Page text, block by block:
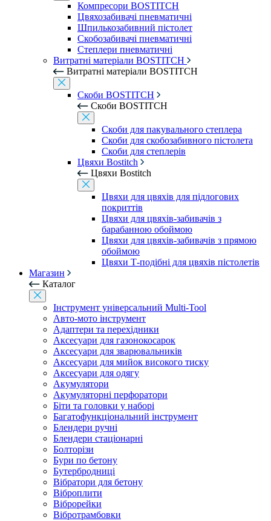
Компресори BOSTITCH
Цвяхозабивачі пневматичні
Шпилькозабивний пістолет
Скобозабивачі пневматичні
Степлери пневматичні
Витратні матеріали BOSTITCH
Витратні матеріали BOSTITCH
Скоби BOSTITCH
Скоби BOSTITCH
Скоби для пакувального степлера
Скоби для скобозабивного пістолета
Скоби для степлерів
Цвяхи Bostitch
Цвяхи Bostitch
Цвяхи для цвяхів для підлогових
покриттів
Цвяхи для цвяхів-забивачів з
барабанною обоймою
Цвяхи для цвяхів-забивачів з прямою
обоймою
Цвяхи Т-подібні для цвяхів пістолетів
Магазин
Каталог
Інструмент універсальний Multi-Tool
Авто-мото інструмент
Адаптери та перехідники
Аксесуари для газонокосарок
Аксесуари для зварювальників
Аксесуари для мийок високого тиску
Аксесуари для одягу
Акумулятори
Акумуляторні перфоратори
Біти та головки у наборі
Багатофункціональний інструмент
Блендери ручні
Блендери стаціонарні
Болторізи
Бури по бетону
Бутербродниці
Вібратори для бетону
Віброплити
Віброрейки
Вібротрамбовки